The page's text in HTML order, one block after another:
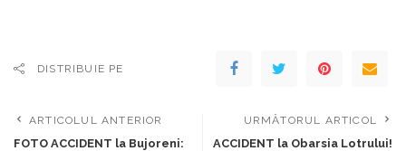
DISTRIBUIE PE
ARTICOLUL ANTERIOR
FOTO ACCIDENT la Bujoreni:
URMĂTORUL ARTICOL
ACCIDENT la Obarsia Lotrului!